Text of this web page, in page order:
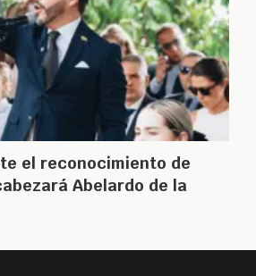
el reconocimiento de
Abelardo de la